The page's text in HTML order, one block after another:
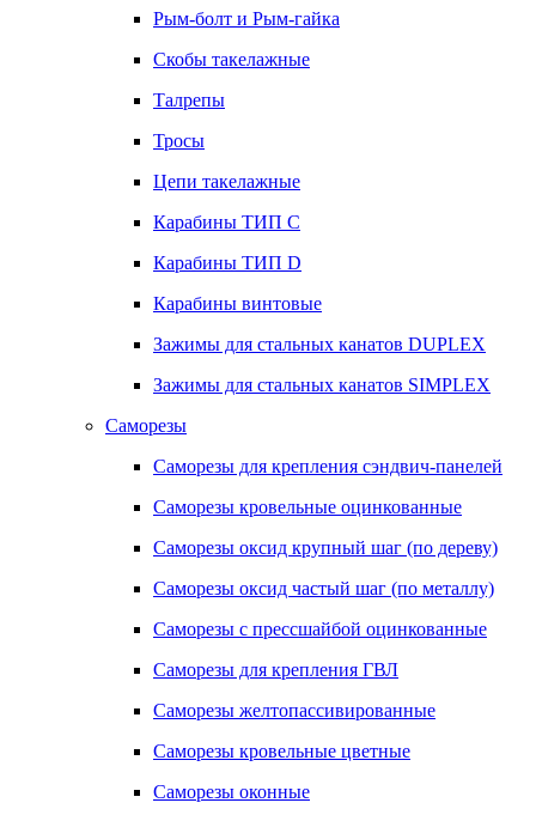
Рым-болт и Рым-гайка
Скобы такелажные
Талрепы
Тросы
Цепи такелажные
Карабины ТИП C
Карабины ТИП D
Карабины винтовые
Зажимы для стальных канатов DUPLEX
Зажимы для стальных канатов SIMPLEX
Саморезы
Саморезы для крепления сэндвич-панелей
Саморезы кровельные оцинкованные
Саморезы оксид крупный шаг (по дереву)
Саморезы оксид частый шаг (по металлу)
Саморезы с прессшайбой оцинкованные
Саморезы для крепления ГВЛ
Саморезы желтопассивированные
Саморезы кровельные цветные
Саморезы оконные